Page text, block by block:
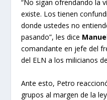
“No sigan ofrendando la
existe. Los tienen
donde ustedes no
pasando”, les dice
comandante en jefe del
del ELN a los milicianos
Ante esto, Petro
grupos al margen de la